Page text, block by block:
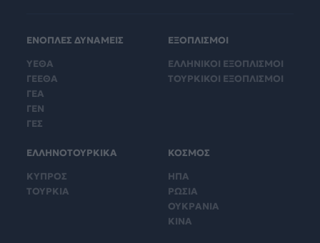
ΕΝΟΠΛΕΣ ΔΥΝΑΜΕΙΣ
ΥΕΘΑ
ΓΕΕΘΑ
ΓΕΑ
ΓΕΝ
ΓΕΣ
ΕΞΟΠΛΙΣΜΟΙ
ΕΛΛΗΝΙΚΟΙ ΕΞΟΠΛΙΣΜΟΙ
ΤΟΥΡΚΙΚΟΙ ΕΞΟΠΛΙΣΜΟΙ
ΕΛΛΗΝΟΤΟΥΡΚΙΚΑ
ΚΥΠΡΟΣ
ΤΟΥΡΚΙΑ
ΚΟΣΜΟΣ
ΗΠΑ
ΡΩΣΙΑ
ΟΥΚΡΑΝΙΑ
ΚΙΝΑ